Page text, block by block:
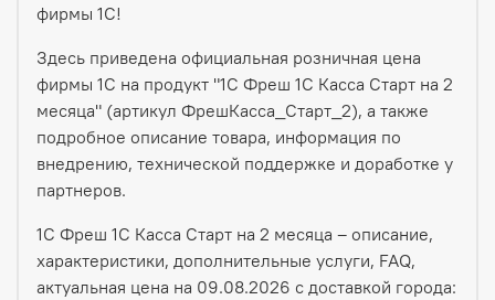
фирмы 1С!
Здесь приведена официальная розничная цена
фирмы 1С на продукт "1С Фреш 1С Касса Старт на 2
месяца" (артикул ФрешКасса_Старт_2), а также
подробное описание товара, информация по
внедрению, технической поддержке и доработке у
партнеров.
1С Фреш 1С Касса Старт на 2 месяца – описание,
характеристики, дополнительные услуги, FAQ,
актуальная цена на 09.08.2026 с доставкой города: